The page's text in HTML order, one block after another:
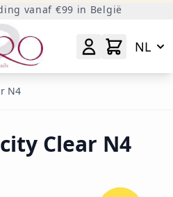
vanaf €99 in België
NL
N4
Clear N4